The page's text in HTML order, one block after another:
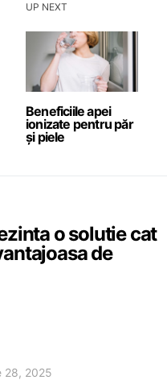
UP NEXT
Beneficiile apei
ionizate pentru păr
și piele
o solutie cat
de
28, 2025